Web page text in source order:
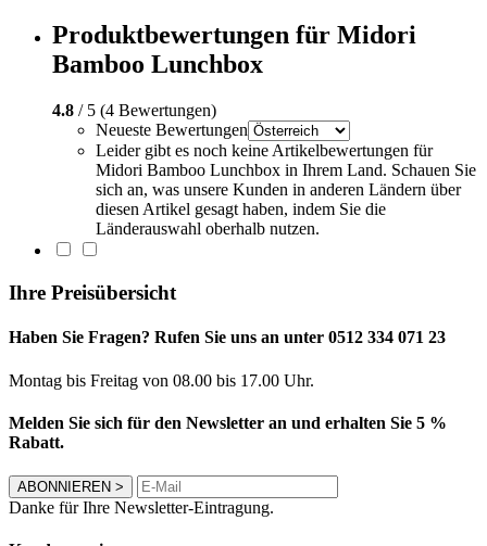
Produktbewertungen für Midori
Bamboo Lunchbox
4.8 / 5 (4 Bewertungen)
Neueste Bewertungen
Leider gibt es noch keine Artikelbewertungen für
Midori Bamboo Lunchbox in Ihrem Land. Schauen Sie
sich an, was unsere Kunden in anderen Ländern über
diesen Artikel gesagt haben, indem Sie die
Länderauswahl oberhalb nutzen.
Ihre Preisübersicht
Haben Sie Fragen? Rufen Sie uns an unter 0512 334 071 23
Montag bis Freitag von 08.00 bis 17.00 Uhr.
Melden Sie sich für den Newsletter an und erhalten Sie 5 %
Rabatt.
ABONNIEREN >
Danke für Ihre Newsletter-Eintragung.